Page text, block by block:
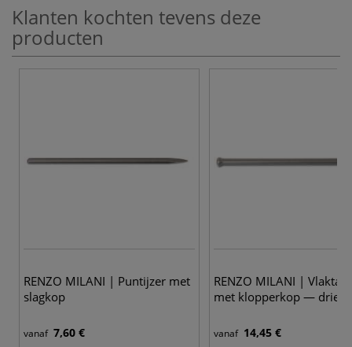
Klanten kochten tevens deze
producten
RENZO MILANI | Puntijzer met
slagkop
vanaf 7,60 €
RENZO MILANI |
met klopperkop —
vanaf 14,45 €